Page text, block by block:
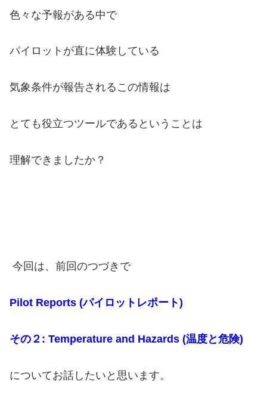
色々な予報がある中で
パイロットが直に体験している
気象条件が報告されるこの情報は
とても役立つツールであるということは
理解できましたか？
今回は、前回のつづきで
Pilot Reports (パイロットレポート)
その２: Temperature and Hazards (温度と危険)
についてお話したいと思います。